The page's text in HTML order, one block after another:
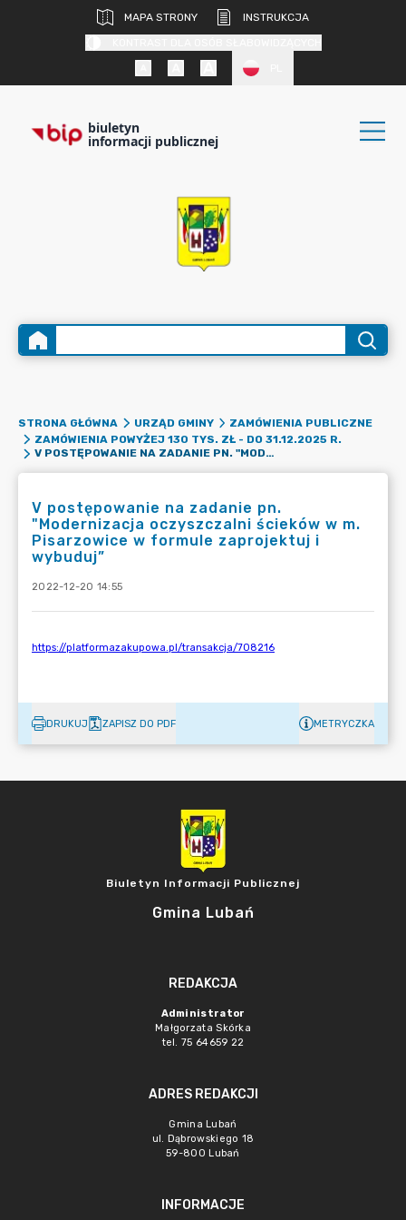
MAPA STRONY
INSTRUKCJA
biuletyn
informacji publicznej
STRONA GŁÓWNA URZĄD GMINY
ZAMÓWIENIA PUBLICZNE
ZAMÓWIENIA POWYŻEJ 130 TYS. ZŁ - DO 31.12.2025 R.
V POSTĘPOWANIE NA ZADANIE PN. "MODERNIZACJA OCZYSZCZALNI ŚCIEKÓW W M. PISARZOWICE W FORMULE ZAPROJEKTUJ I WYBUDUJ”
V postępowanie na zadanie pn.
"Modernizacja oczyszczalni ścieków w m.
Pisarzowice w formule zaprojektuj i
wybuduj”
2022-12-20 14:55
DRUKUJ ZAPISZ DO PDF METRYCZKA
Biuletyn Informacji Publicznej
Gmina Lubań
REDAKCJA
Administrator
Małgorzata Skórka
tel. 75 64659 22
ADRES REDAKCJI
Gmina Lubań
ul. Dąbrowskiego 18
59-800 Lubań
INFORMACJE